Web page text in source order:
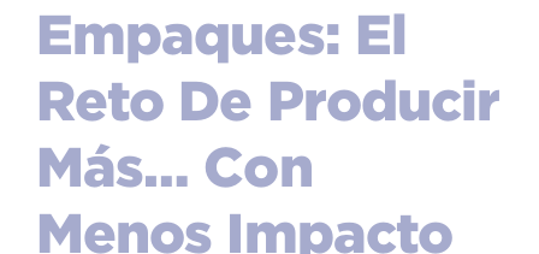
Empaques: El
Reto De Producir
Más… Con
Menos Impacto